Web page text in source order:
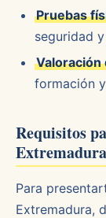
Pruebas
seguridad
formación
Requisitos
Extremadura
Para
Extremadura,